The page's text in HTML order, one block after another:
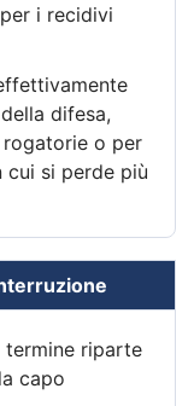
i recidivi
difesa,
rogatorie o per
cui si perde più
termine riparte
capo